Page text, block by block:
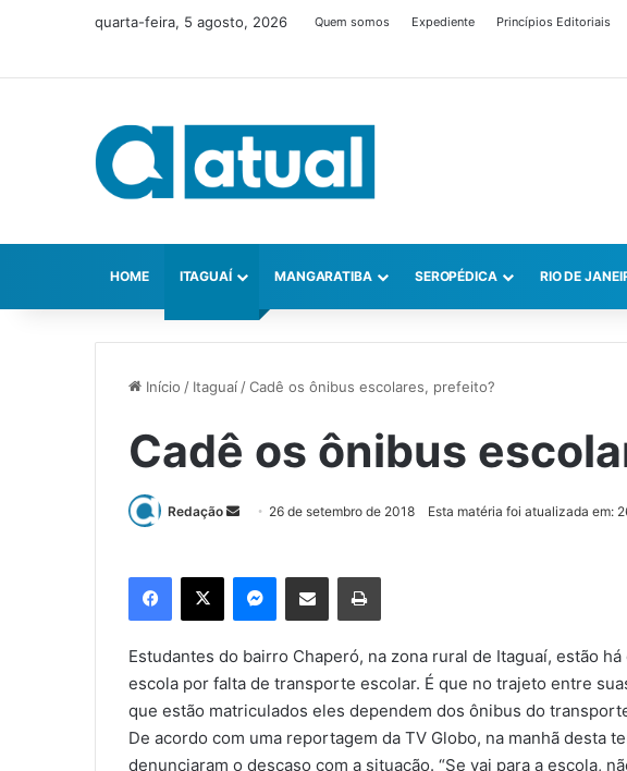
quarta-feira, 5 agosto, 2026 Quem somos Expediente Princípios Editoriais
HOME ITAGUAÍ MANGARATIBA SEROPÉDICA RIO DE
Início / Itaguaí/Cadê os ônibus escolares, prefeito?
Cadê os ônibus
Redação
e
-
m
26 de setembro de 2018
Esta matéria foi atualizada em:
Estudantes do bairro Chaperó, na zona rural de Itaguaí, estão
escola por falta de transporte escolar. É que no trajeto entre
que estão matriculados eles dependem dos ônibus do
De acordo com uma reportagem da TV Globo, na manhã desta
denunciaram o descaso com a situação. “Se vai para a escola,